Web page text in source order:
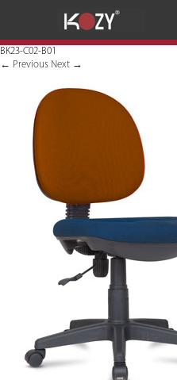
BK23-C02-B01
← Previous Next →